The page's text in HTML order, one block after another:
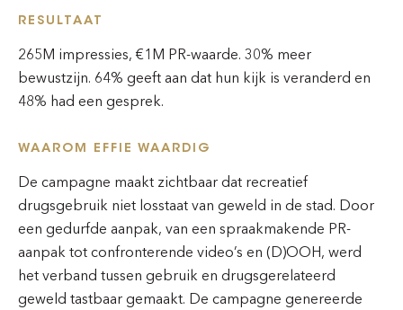
RESULTAAT
265M impressies, €1M PR-waarde. 30% meer
bewustzijn. 64% geeft aan dat hun kijk is veranderd en
48% had een gesprek.
WAAROM EFFIE WAARDIG
De campagne maakt zichtbaar dat recreatief
drugsgebruik niet losstaat van geweld in de stad. Door
een gedurfde aanpak, van een spraakmakende PR-
aanpak tot confronterende video’s en (D)OOH, werd
het verband tussen gebruik en drugsgerelateerd
geweld tastbaar gemaakt. De campagne genereerde